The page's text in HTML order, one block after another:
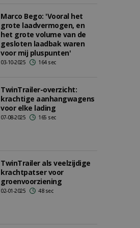
Marco Bego: 'Vooral het
grote laadvermogen, en
het grote volume van de
gesloten laadbak waren
voor mij pluspunten'
03-10-2025 164 sec
TwinTrailer-overzicht:
krachtige aanhangwagens
voor elke lading
07-08-2025 165 sec
TwinTrailer als veelzijdige
krachtpatser voor
groenvoorziening
02-01-2025 48 sec